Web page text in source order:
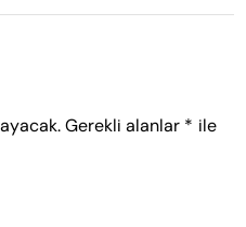
Gerekli alanlar * ile